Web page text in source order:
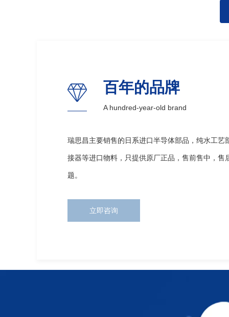
百年的品牌
A hundred-year-old brand
瑞思昌主要销售的日系进口半导体部品，纯水工艺
接器等进口物料，只提供原厂正品，售前售中，售
题。
立即咨询